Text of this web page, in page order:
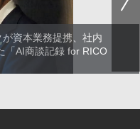
資本業務提携、社内
「AI商談記録 for RICO